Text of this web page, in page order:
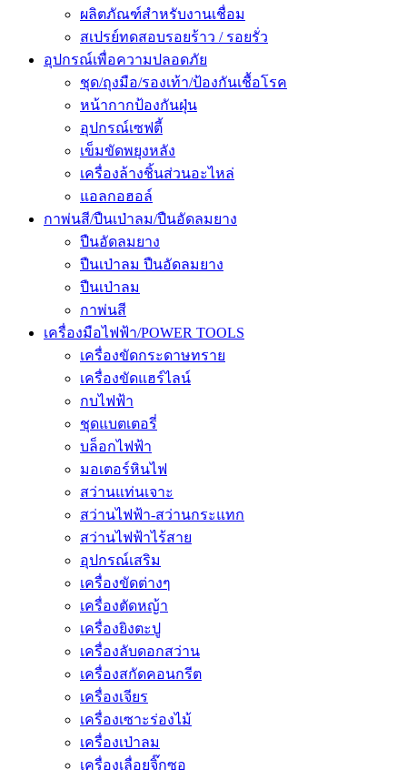
ผลิตภัณฑ์สำหรับงานเชื่อม
สเปรย์ทดสอบรอยร้าว / รอยรั่ว
อุปกรณ์เพื่อความปลอดภัย
ชุด/ถุงมือ/รองเท้า/ป้องกันเชื้อโรค
หน้ากากป้องกันฝุ่น
อุปกรณ์เซฟตี้
เข็มขัดพยุงหลัง
เครื่องล้างชิ้นส่วนอะไหล่
แอลกอฮอล์
กาพ่นสี/ปืนเป่าลม/ปืนอัดลมยาง
ปืนอัดลมยาง
ปืนเป่าลม ปืนอัดลมยาง
ปืนเป่าลม
กาพ่นสี
เครื่องมือไฟฟ้า/POWER TOOLS
เครื่องขัดกระดาษทราย
เครื่องขัดแฮร์ไลน์
กบไฟฟ้า
ชุดแบตเตอรี่
บล็อกไฟฟ้า
มอเตอร์หินไฟ
สว่านแท่นเจาะ
สว่านไฟฟ้า-สว่านกระแทก
สว่านไฟฟ้าไร้สาย
อุปกรณ์เสริม
เครื่องขัดต่างๆ
เครื่องตัดหญ้า
เครื่องยิงตะปู
เครื่องลับดอกสว่าน
เครื่องสกัดคอนกรีต
เครื่องเจียร
เครื่องเซาะร่องไม้
เครื่องเป่าลม
เครื่องเลื่อยจิ๊กซอ